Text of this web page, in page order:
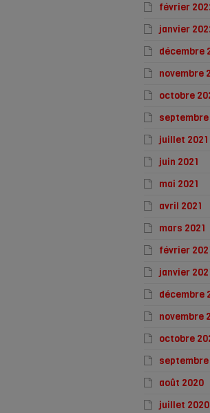
février
janvier
décembre
novembre
octobre
septembre
juillet 2021
juin 2021
mai 2021
avril 2021
mars 2021
février
janvier
décembre
novembre
octobre
août 2020
juillet 2020